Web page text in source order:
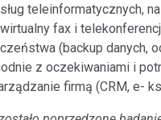
teleinformatycznych,
fax i
(backup danych,
z oczekiwaniami i
firmą (CRM, e-